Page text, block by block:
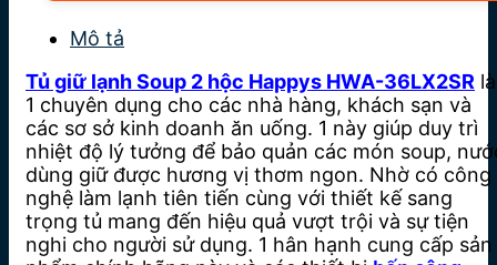
Mô tả
Tủ giữ lạnh Soup 2 hộc Happys HWA-36LX2SR là
1 chuyên dụng cho các nhà hàng, khách sạn và
các sơ sở kinh doanh ăn uống. 1 này giúp duy trì
nhiệt độ lý tưởng để bảo quản các món soup,
dùng giữ được hương vị thơm ngon. Nhờ có công
nghệ làm lạnh tiên tiến cùng với thiết kế sang
trọng tủ mang đến hiệu quả vượt trội và sự tiện
nghi cho người sử dụng. 1 hân hạnh cung cấp sản